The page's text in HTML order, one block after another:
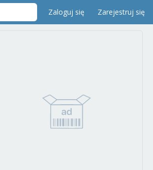
Zaloguj się Zarejestruj się